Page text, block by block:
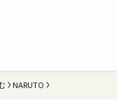
NARUTO